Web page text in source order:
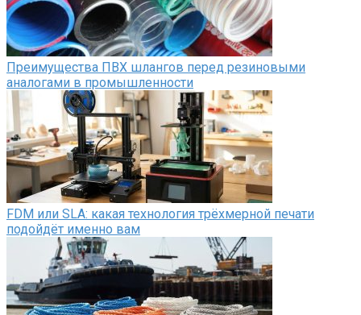
Преимущества ПВХ шлангов перед резиновыми
аналогами в промышленности
FDM или SLA: какая технология трёхмерной печати
подойдёт именно вам